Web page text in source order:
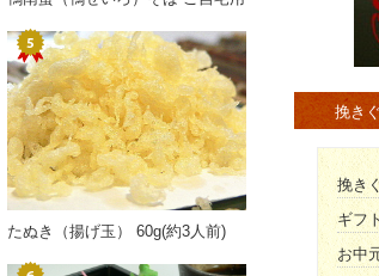
挽き
挽き
ギフ
お中
たぬき（揚げ玉） 60g(約3人前)